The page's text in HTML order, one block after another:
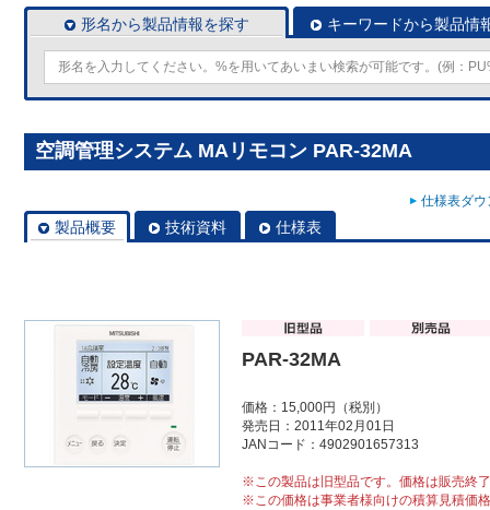
形名から製品情報を探す キーワードから製品情
空調管理システム MAリモコン PAR-32MA
仕様表ダ
製品概要 技術資料 仕様表
PAR-32MA
価格：15,000円（税別）
発売日：2011年02月01日
JANコード：4902901657313
※この製品は旧型品です。価格は販売終
※この価格は事業者様向けの積算見積価